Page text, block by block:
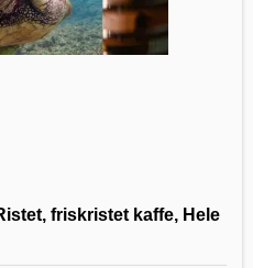
friskristet kaffe, Hele